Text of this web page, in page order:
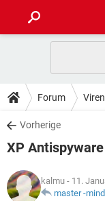
ANDROID
WINDOWS 10
WHATSAPP
FACEBOOK
TIPPS & TRICKS
SPIELE
WHATSAPP
DOWNLOADS
SPIELE
ANDROID
WINDOWS 10
SPIELE
LEXIKON
Forum
Vorherige
XP
kalmu - 11.
master -